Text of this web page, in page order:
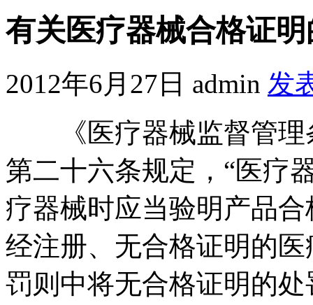
有关医疗器械合格证
2012年6月27日 admin 发
《医疗器械监督管理
第二十六条规定，“医疗
疗器械时应当验明产品
经注册、无合格证明的
罚则中将无合格证明的